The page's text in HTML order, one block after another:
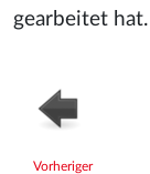
gearbeitet hat.
Vorheriger